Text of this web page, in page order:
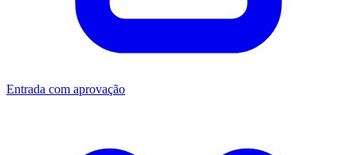
Entrada com aprovação